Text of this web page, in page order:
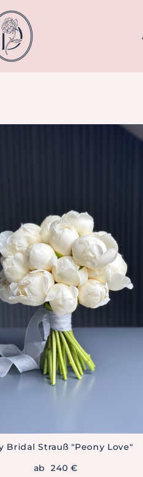
Bridal Strauß "Peony Love"
ab 240 €